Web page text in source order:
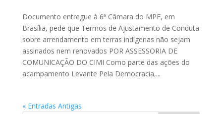
Documento entregue à 6ª Câmara do MPF, em
Brasília, pede que Termos de Ajustamento de Conduta
sobre arrendamento em terras indígenas não sejam
assinados nem renovados POR ASSESSORIA DE
COMUNICAÇÃO DO CIMI Como parte das ações do
acampamento Levante Pela Democracia,...
« Entradas Antigas